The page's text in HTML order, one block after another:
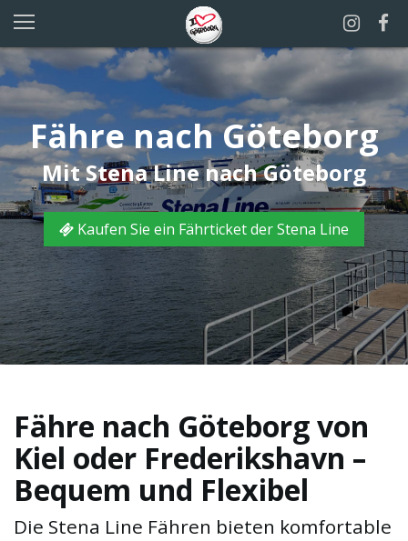
Fähre nach Göteborg
Mit Stena Line nach Göteborg
Kaufen Sie ein Fährticket der Stena Line
Fähre nach Göteborg von
Kiel oder Frederikshavn –
Bequem und Flexibel
Die Stena Line Fähren bieten komfortable